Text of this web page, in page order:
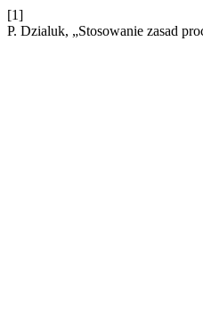
[1]
P. Dzialuk, „Stosowanie zasad